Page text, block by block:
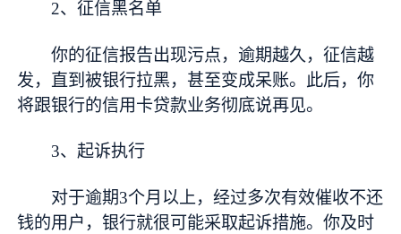
2、征信黑名单
你的征信报告出现污点，逾期越久，征信越
发，直到被银行拉黑，甚至变成呆账。此后，你
将跟银行的信用卡贷款业务彻底说再见。
3、起诉执行
对于逾期3个月以上，经过多次有效催收不还
钱的用户，银行就很可能采取起诉措施。你及时